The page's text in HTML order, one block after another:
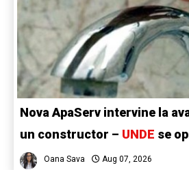
Nova ApaServ intervine la
un constructor – UNDE se
Oana Sava Aug 07, 2026